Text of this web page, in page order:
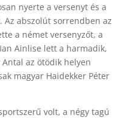
nyerte a versenyt és a
abszolút sorrendben az
a német versenyzőt, a
Ainlise lett a harmadik,
az ötödik helyen
magyar Haidekker Péter
volt, a négy tagú